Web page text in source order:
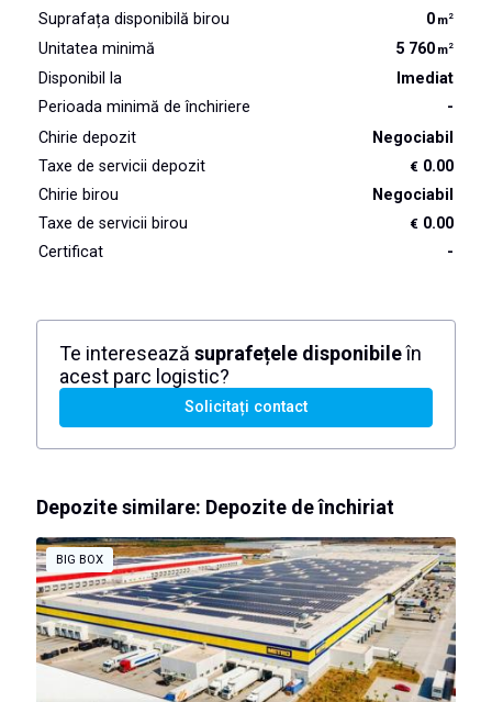
Suprafața disponibilă birou 0 m2
Unitatea minimă 5 760 m2
Disponibil la
Imediat
Perioada minimă de închiriere
-
Chirie depozit
Negociabil
Taxe de servicii depozit
€ 0.00
Chirie birou
Negociabil
Taxe de servicii birou
€ 0.00
Certificat
-
Te interesează suprafețele disponibileîn
acest parc logistic?
Solicitați contact
Depozite similare: Depozite de închiriat
BIG BOX